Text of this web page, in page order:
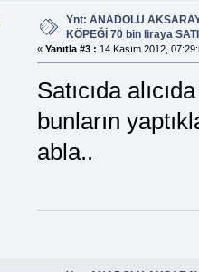
Ynt: ANADOLU
KÖPEĞİ 70 bin liraya
« Yanıtla #3 : 14 Kasım 2012,
Satıcıda
bunların
abla..